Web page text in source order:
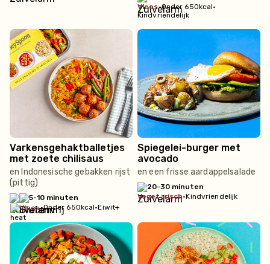
vlees•Onder 650kcal•
Kindvriendelijk
Varkensgehaktballetjes
met zoete chilisaus
en Indonesische gebakken rijst
(pittig)
5-10 minuten
vlees•Onder 650kcal•Eiwit+
Spiegelei-burger met
avocado
en een frisse aardappelsalade
20-30 minuten
vegetarisch•Kindvriendelijk